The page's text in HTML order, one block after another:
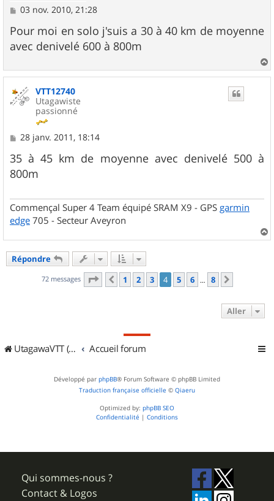
M
s
s
a
e
03 nov. 2010, 21:28
Pour moi en solo j'suis a 30 à 40 km de moyenne
avec denivelé 600 à 800m
a
VTT12740
Utagawiste
passionné
M
s
s
a
28 janv. 2011, 18:14
35 à 45 km de moyenne avec denivelé 500 à
800m
Commençal Super 4 Team équipé SRAM X9 - GPS garmin
edge 705 - Secteur Aveyron
a
Répondre
72 messages Page 4sur8
Précédent
1 2 3 4 5 6 … 8
Aller
UtagawaVTT (Randos VTT et VTTAE avec traces GPS) Accueil forum
Développé par phpBB® Forum Software © phpBB Limited
Traduction française officielle © Qiaeru
Optimized by: phpBB SEO
Confidentialité | Conditions
Qui sommes-nous ?
Contact & Logos